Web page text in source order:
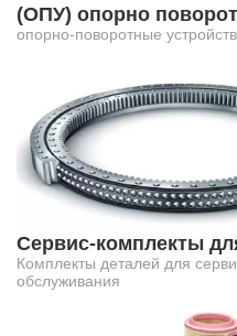
(ОПУ) опорно
опорно-поворотные
Сервис-комплекты
Комплекты деталей для
обслуживания